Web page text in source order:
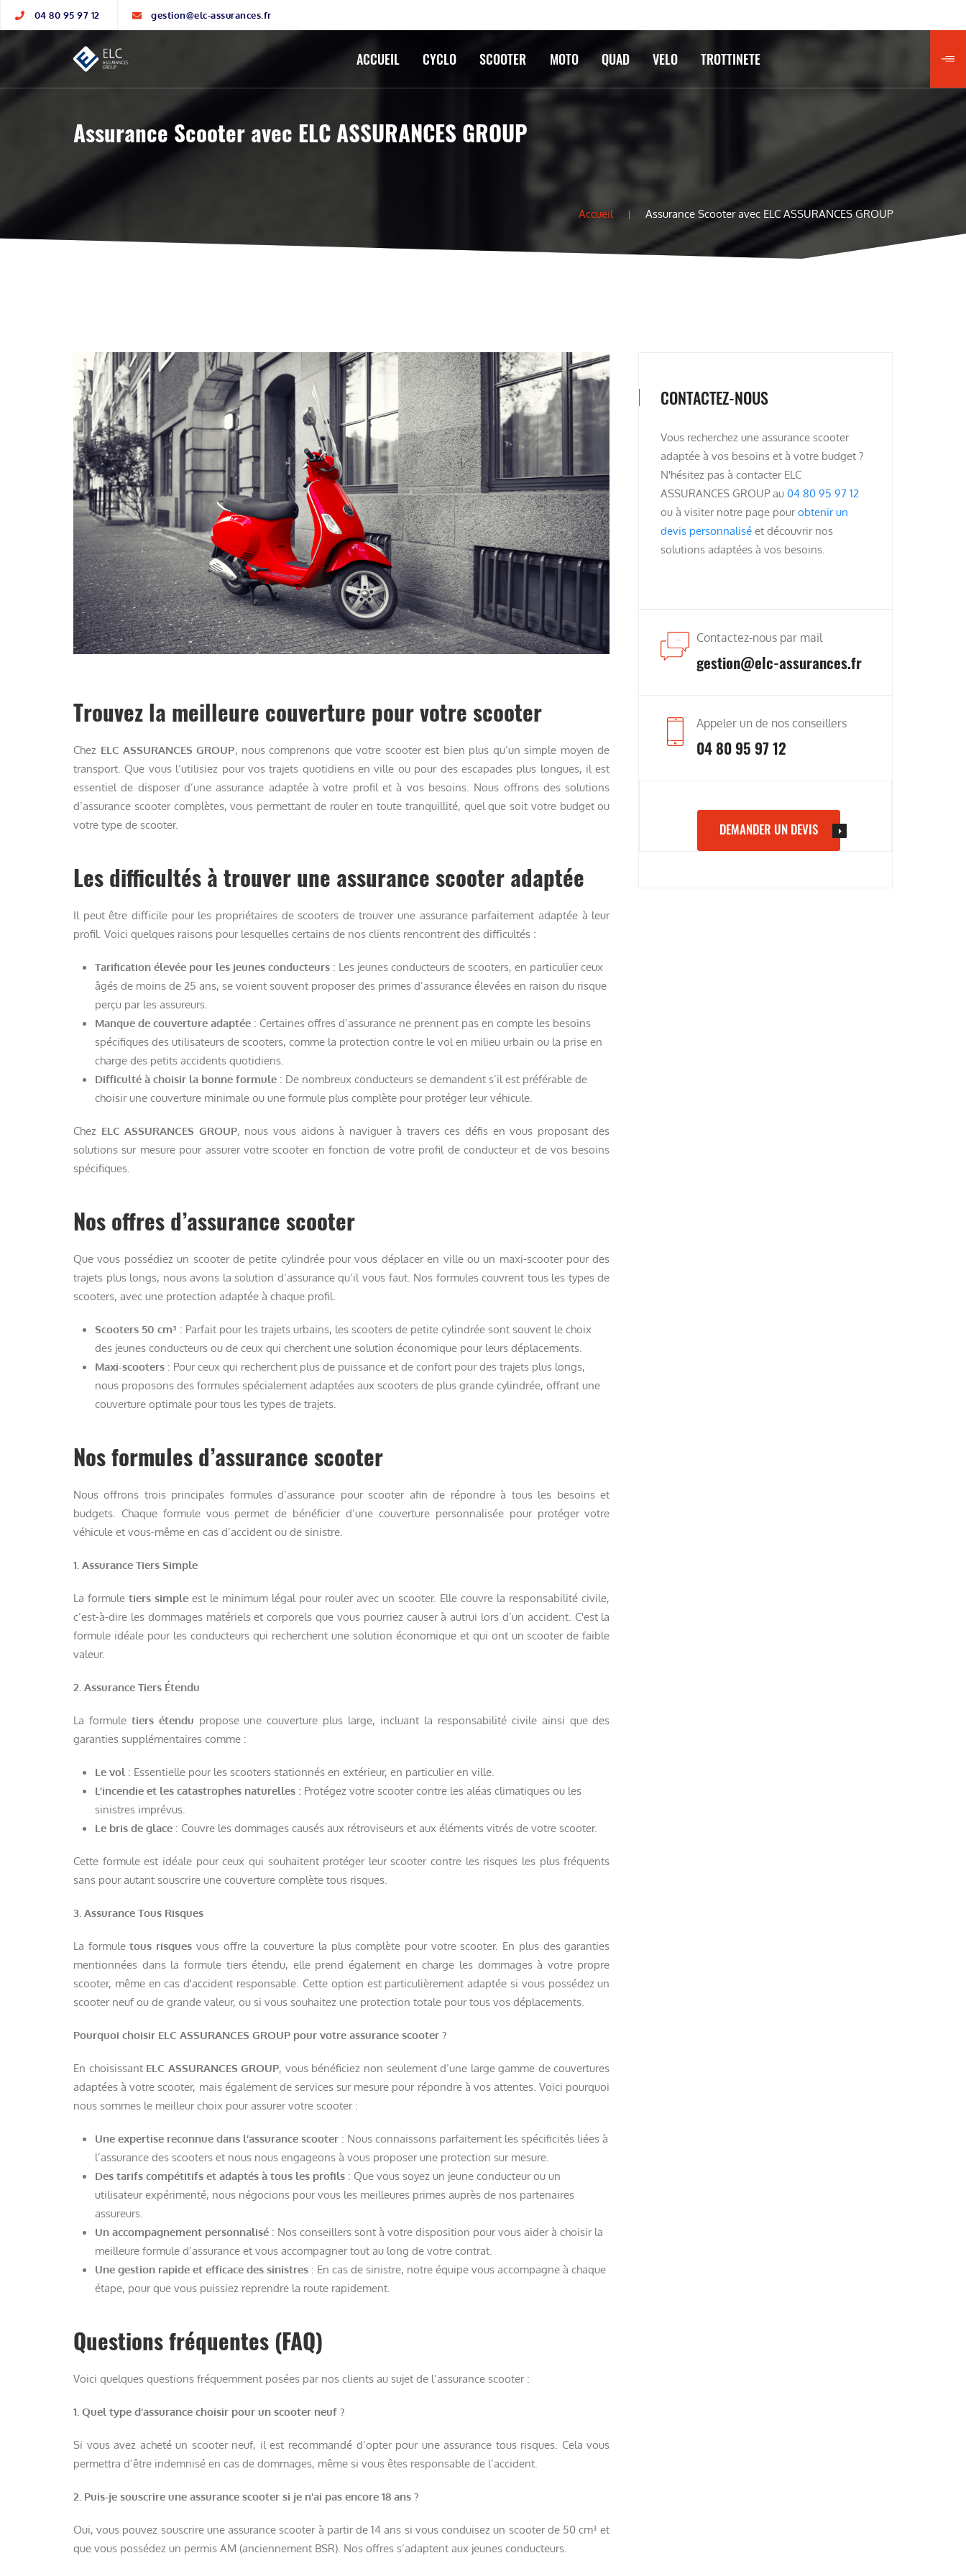
04 80 95 97 12 gestion@elc-assurances.fr
ACCUEIL CYCLO SCOOTER MOTO QUAD VELO TROTTINETE
Assurance Scooter avec ELC ASSURANCES GROUP
Accueil Assurance Scooter avec ELC ASSURANCES GROUP
Trouvez la meilleure couverture pour votre scooter
Chez ELC ASSURANCES GROUP, nous comprenons que votre scooter est bien plus qu’un simple moyen de
transport. Que vous l’utilisiez pour vos trajets quotidiens en ville ou pour des escapades plus longues, il est
essentiel de disposer d’une assurance adaptée à votre profil et à vos besoins. Nous offrons des solutions
d’assurance scooter complètes, vous permettant de rouler en toute tranquillité, quel que soit votre budget ou
votre type de scooter.
Les difficultés à trouver une assurance scooter adaptée
Il peut être difficile pour les propriétaires de scooters de trouver une assurance parfaitement adaptée à leur
profil. Voici quelques raisons pour lesquelles certains de nos clients rencontrent des difficultés :
Tarification élevée pour les jeunes conducteurs : Les jeunes conducteurs de scooters, en particulier ceux
âgés de moins de 25 ans, se voient souvent proposer des primes d’assurance élevées en raison du risque
perçu par les assureurs.
Manque de couverture adaptée : Certaines offres d’assurance ne prennent pas en compte les besoins
spécifiques des utilisateurs de scooters, comme la protection contre le vol en milieu urbain ou la prise en
charge des petits accidents quotidiens.
Difficulté à choisir la bonne formule : De nombreux conducteurs se demandent s’il est préférable de
choisir une couverture minimale ou une formule plus complète pour protéger leur véhicule.
Chez ELC ASSURANCES GROUP, nous vous aidons à naviguer à travers ces défis en vous proposant des
solutions sur mesure pour assurer votre scooter en fonction de votre profil de conducteur et de vos besoins
spécifiques.
Nos offres d’assurance scooter
Que vous possédiez un scooter de petite cylindrée pour vous déplacer en ville ou un maxi-scooter pour des
trajets plus longs, nous avons la solution d’assurance qu’il vous faut. Nos formules couvrent tous les types de
scooters, avec une protection adaptée à chaque profil.
Scooters 50 cm³ : Parfait pour les trajets urbains, les scooters de petite cylindrée sont souvent le choix
des jeunes conducteurs ou de ceux qui cherchent une solution économique pour leurs déplacements.
Maxi-scooters : Pour ceux qui recherchent plus de puissance et de confort pour des trajets plus longs,
nous proposons des formules spécialement adaptées aux scooters de plus grande cylindrée, offrant une
couverture optimale pour tous les types de trajets.
Nos formules d’assurance scooter
Nous offrons trois principales formules d’assurance pour scooter afin de répondre à tous les besoins et
budgets. Chaque formule vous permet de bénéficier d’une couverture personnalisée pour protéger votre
véhicule et vous-même en cas d’accident ou de sinistre.
1. Assurance Tiers Simple
La formuletiers simple est le minimum légal pour rouler avec un scooter. Elle couvre la responsabilité civile,
c’est-à-dire les dommages matériels et corporels que vous pourriez causer à autrui lors d’un accident. C'est la
formule idéale pour les conducteurs qui recherchent une solution économique et qui ont un scooter de faible
valeur.
2. Assurance Tiers Étendu
La formule tiers étendu propose une couverture plus large, incluant la responsabilité civile ainsi que des
garanties supplémentaires comme :
Le vol : Essentielle pour les scooters stationnés en extérieur, en particulier en ville.
L’incendie et les catastrophes naturelles : Protégez votre scooter contre les aléas climatiques ou les
sinistres imprévus.
Le bris de glace : Couvre les dommages causés aux rétroviseurs et aux éléments vitrés de votre scooter.
Cette formule est idéale pour ceux qui souhaitent protéger leur scooter contre les risques les plus fréquents
sans pour autant souscrire une couverture complète tous risques.
3. Assurance Tous Risques
La formuletous risques vous offre la couverture la plus complète pour votre scooter. En plus des garanties
mentionnées dans la formule tiers étendu, elle prend également en charge les dommages à votre propre
scooter, même en cas d'accident responsable. Cette option est particulièrement adaptée si vous possédez un
scooter neuf ou de grande valeur, ou si vous souhaitez une protection totale pour tous vos déplacements.
Pourquoi choisir ELC ASSURANCES GROUP pour votre assurance scooter ?
En choisissant ELC ASSURANCES GROUP, vous bénéficiez non seulement d’une large gamme de couvertures
adaptées à votre scooter, mais également de services sur mesure pour répondre à vos attentes. Voici pourquoi
nous sommes le meilleur choix pour assurer votre scooter :
Une expertise reconnue dans l’assurance scooter : Nous connaissons parfaitement les spécificités liées à
l’assurance des scooters et nous nous engageons à vous proposer une protection sur mesure.
Des tarifs compétitifs et adaptés à tous les profils : Que vous soyez un jeune conducteur ou un
utilisateur expérimenté, nous négocions pour vous les meilleures primes auprès de nos partenaires
assureurs.
Un accompagnement personnalisé : Nos conseillers sont à votre disposition pour vous aider à choisir la
meilleure formule d’assurance et vous accompagner tout au long de votre contrat.
Une gestion rapide et efficace des sinistres : En cas de sinistre, notre équipe vous accompagne à chaque
étape, pour que vous puissiez reprendre la route rapidement.
Questions fréquentes (FAQ)
Voici quelques questions fréquemment posées par nos clients au sujet de l’assurance scooter :
1. Quel type d’assurance choisir pour un scooter neuf ?
Si vous avez acheté un scooter neuf, il est recommandé d’opter pour une assurance tous risques. Cela vous
permettra d’être indemnisé en cas de dommages, même si vous êtes responsable de l’accident.
2. Puis-je souscrire une assurance scooter si je n'ai pas encore 18 ans ?
Oui, vous pouvez souscrire une assurance scooter à partir de 14 ans si vous conduisez un scooter de 50 cm³ et
que vous possédez un permis AM (anciennement BSR). Nos offres s’adaptent aux jeunes conducteurs.
CONTACTEZ-NOUS
Vous recherchez une assurance scooter
adaptée à vos besoins et à votre budget ?
N'hésitez pas à contacter ELC
ASSURANCES GROUP au04 80 95 97 12
ou à visiter notre page pourobtenir un
devis personnalisé et découvrir nos
solutions adaptées à vos besoins.
Contactez-nous par mail
gestion@elc-assurances.fr
Appeler un de nos conseillers
04 80 95 97 12
DEMANDER UN DEVIS